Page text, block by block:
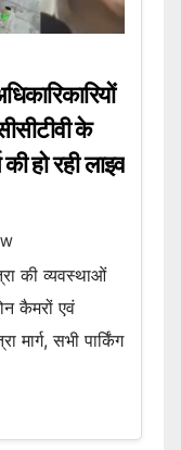
के
हो रही लाइव
की व्यवस्थाओं
कैमरों एवं
मार्ग, सभी पार्किंग